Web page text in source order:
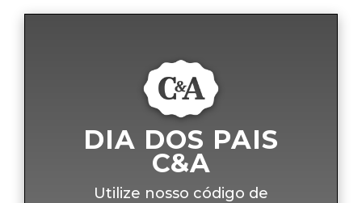
DIA DOS PAIS
C&A
Utilize nosso código de